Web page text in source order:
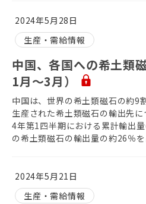
2024年5月28日
生産・需給情報
中国、各国への希土類
1月～3月）
中国は、世界の希土類磁石の約9
生産された希土類磁石の輸出先
4年第1四半期における累計輸出
の希土類磁石の輸出量の約26％
2024年5月21日
生産・需給情報